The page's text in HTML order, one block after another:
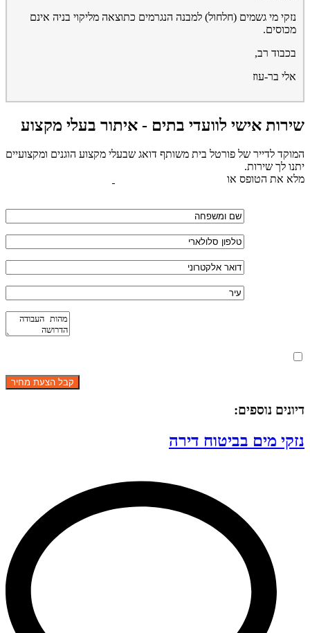
נזקי מי גשמים (חלחול) למבנה הנגרמים כתוצאה מליקוי בניה אינם
מכוסים.
בכבוד רב,
אלי בר-עוז
שירות אישי לוועדי בתים - איתור בעלי מקצוע
המוקד לדייר של פורטל בית משותף דואג שבעלי מקצוע הוגנים ומקצועיים
יתנו לך שירות.
מלא את הטופס או
דיונים נוספים:
נזקי מים בביטוח דירה